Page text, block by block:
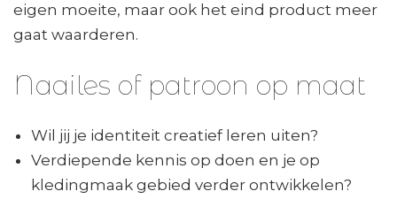
eigen moeite, maar ook het eind product meer
gaat waarderen.
Naailes of patroon op maat
Wil jij je identiteit creatief leren uiten?
Verdiepende kennis op doen en je op
kledingmaak gebied verder ontwikkelen?